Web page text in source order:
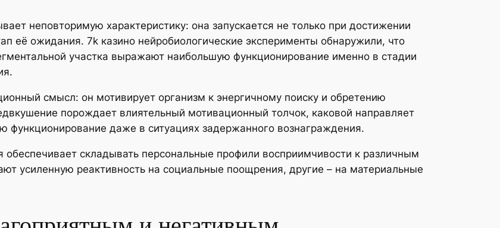
неповторимую характеристику: она запускается не только при достижении
её ожидания. 7k казино нейробиологические эксперименты обнаружили, что
участка выражают наибольшую функционирование именно в стадии
смысл: он мотивирует организм к энергичному поиску и обретению
порождает влиятельный мотивационный толчок, каковой направляет
функционирование даже в ситуациях задержанного вознаграждения.
обеспечивает складывать персональные профили восприимчивости к различным
усиленную реактивность на социальные поощрения, другие – на материальные